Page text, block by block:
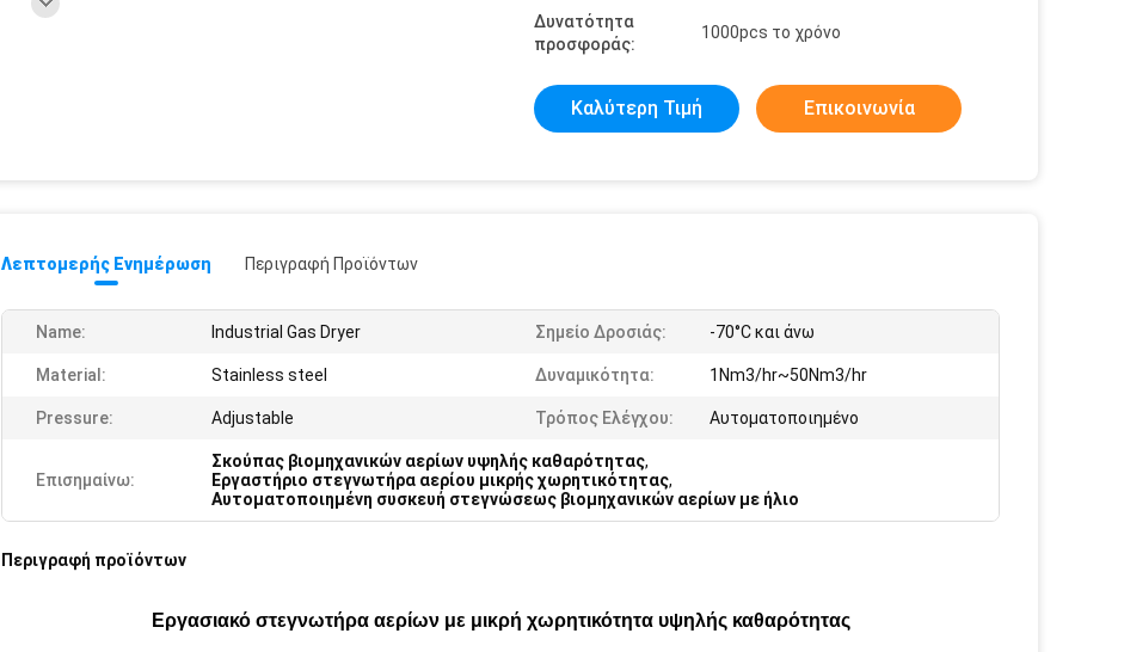
Δυνατότητα
προσφοράς:
1000pcs το χρόνο
Καλύτερη Τιμή Επικοινωνία
Λεπτομερής Ενημέρωση Περιγραφή Προϊόντων
Name: Industrial Gas Dryer Σημείο Δροσιάς: -70°C και άνω
Material: Stainless steel Δυναμικότητα: 1Nm3/hr~50Nm3/hr
Pressure: Adjustable Τρόπος Ελέγχου: Αυτοματοποιημένο
Επισημαίνω:
Σκούπας βιομηχανικών αερίων υψηλής καθαρότητας,
Εργαστήριο στεγνωτήρα αερίου μικρής χωρητικότητας,
Αυτοματοποιημένη συσκευή στεγνώσεως βιομηχανικών αερίων με ήλιο
Περιγραφή προϊόντων
Εργασιακό στεγνωτήρα αερίων με μικρή χωρητικότητα υψηλής καθαρότητας